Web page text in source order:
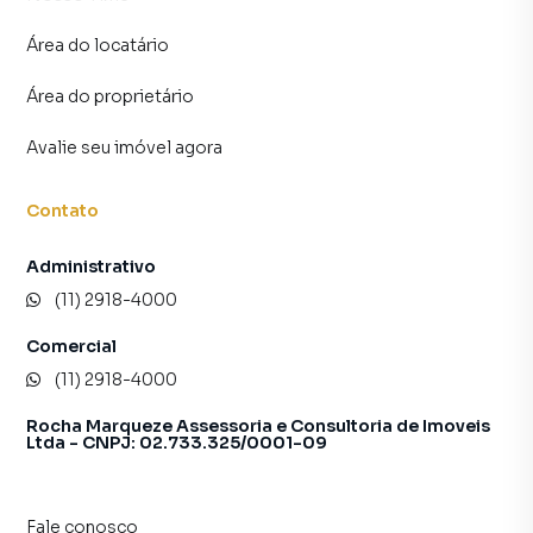
central de atendimento preparada para atender
Área do locatário
Área do proprietário
Avalie seu imóvel agora
Contato
Administrativo
(11) 2918-4000
Comercial
(11) 2918-4000
Rocha Marqueze Assessoria e Consultoria de Imoveis
Ltda - CNPJ: 02.733.325/0001-09
Fale conosco